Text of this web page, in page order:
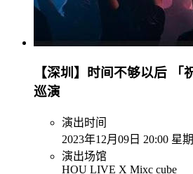
【深圳】时间不够以后 「
巡演
演出时间
2023年12月09日 20:00 星
演出场馆
HOU LIVE X Mixc cube